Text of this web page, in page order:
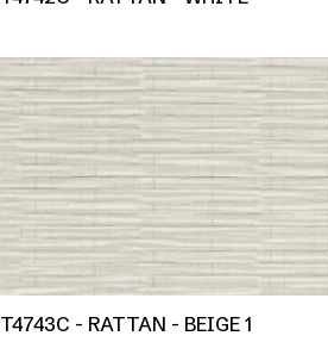
T4743C - RATTAN - BEIGE 1